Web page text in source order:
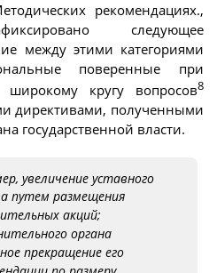
рекомендациях.,
следующее
между этими категориями
поверенные при
кругу вопросов8
директивами, полученными
государственной власти.
увеличение уставного
путем размещения
акций;
органа
прекращение его